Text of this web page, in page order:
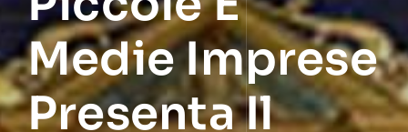
Medie Imprese
Presenta Il